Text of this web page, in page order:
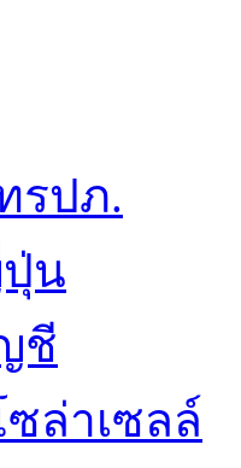
รปภ.
น
ชี
ล่าเซลล์